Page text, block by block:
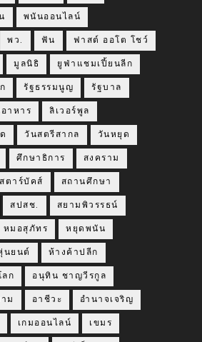
พนันออนไลน์
พว. ฟัน ฟาสต์ ออโต โชว์
มูลนิธิ ยูฟ่าแชมเปี้ยนลีก
รัฐธรรมนูญ รัฐบาล
าหาร ลิเวอร์พูล
วันสตรีสากล วันหยุด
ศึกษาธิการ สงคราม
สตาร์บัคส์ สถานศึกษา
สปสช. สยามพิวรรธน์
หมอสุภัทร หยุดพนัน
นยนต์ ห้างค้าปลีก
ก อนุทิน ชาญวีรกูล
ม อาชีวะ อำนาจเจริญ
เกมออนไลน์ เขมร